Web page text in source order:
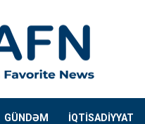
GÜNDƏM İQTİSADİYYAT